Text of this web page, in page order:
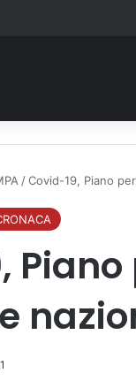
/Covid-19, Piano